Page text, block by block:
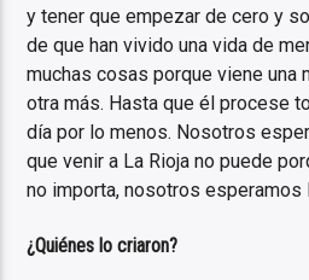
y tener que empezar de cero y
de que han vivido una vida de
muchas cosas porque viene una
otra más. Hasta que él procese
día por lo menos. Nosotros
que venir a La Rioja no puede
no importa, nosotros esperamos
¿Quiénes lo criaron?